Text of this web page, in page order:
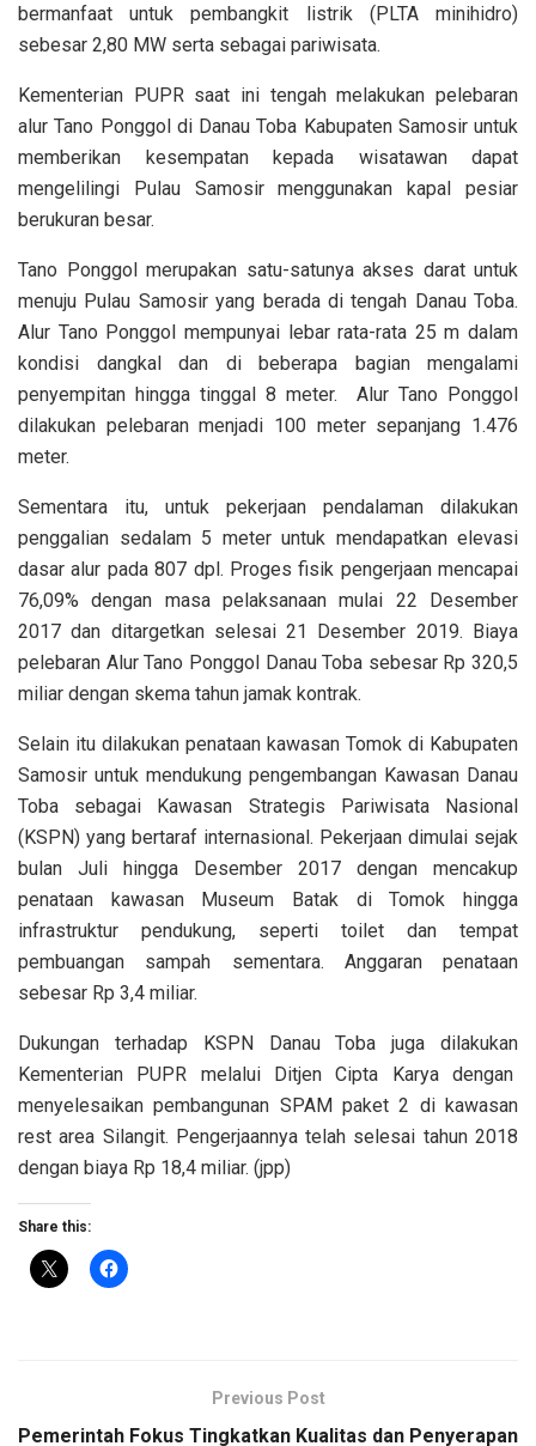
bermanfaat untuk pembangkit listrik (PLTA minihidro)
sebesar 2,80 MW serta sebagai pariwisata.
Kementerian PUPR saat ini tengah melakukan pelebaran
alur Tano Ponggol di Danau Toba Kabupaten Samosir untuk
memberikan kesempatan kepada wisatawan dapat
mengelilingi Pulau Samosir menggunakan kapal pesiar
berukuran besar.
Tano Ponggol merupakan satu-satunya akses darat untuk
menuju Pulau Samosir yang berada di tengah Danau Toba.
Alur Tano Ponggol mempunyai lebar rata-rata 25 m dalam
kondisi dangkal dan di beberapa bagian mengalami
penyempitan hingga tinggal 8 meter. Alur Tano Ponggol
dilakukan pelebaran menjadi 100 meter sepanjang 1.476
meter.
Sementara itu, untuk pekerjaan pendalaman dilakukan
penggalian sedalam 5 meter untuk mendapatkan elevasi
dasar alur pada 807 dpl. Proges fisik pengerjaan mencapai
76,09% dengan masa pelaksanaan mulai 22 Desember
2017 dan ditargetkan selesai 21 Desember 2019. Biaya
pelebaran Alur Tano Ponggol Danau Toba sebesar Rp 320,5
miliar dengan skema tahun jamak kontrak.
Selain itu dilakukan penataan kawasan Tomok di Kabupaten
Samosir untuk mendukung pengembangan Kawasan Danau
Toba sebagai Kawasan Strategis Pariwisata Nasional
(KSPN) yang bertaraf internasional. Pekerjaan dimulai sejak
bulan Juli hingga Desember 2017 dengan mencakup
penataan kawasan Museum Batak di Tomok hingga
infrastruktur pendukung, seperti toilet dan tempat
pembuangan sampah sementara. Anggaran penataan
sebesar Rp 3,4 miliar.
Dukungan terhadap KSPN Danau Toba juga dilakukan
Kementerian PUPR melalui Ditjen Cipta Karya dengan
menyelesaikan pembangunan SPAM paket 2 di kawasan
rest area Silangit. Pengerjaannya telah selesai tahun 2018
dengan biaya Rp 18,4 miliar. (jpp)
Share this:
Previous Post
Pemerintah Fokus Tingkatkan Kualitas dan Penyerapan